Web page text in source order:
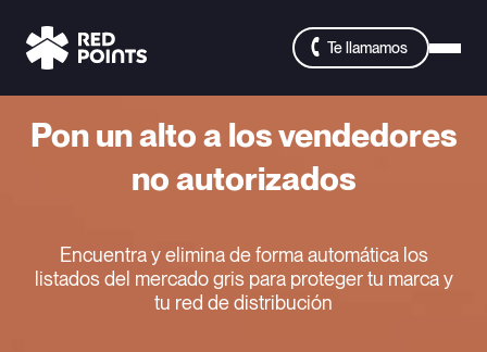
Te llamamos
Pon un alto a los vendedores
no autorizados
Encuentra y elimina de forma automática los
listados del mercado gris para proteger tu marca y
tu red de distribución